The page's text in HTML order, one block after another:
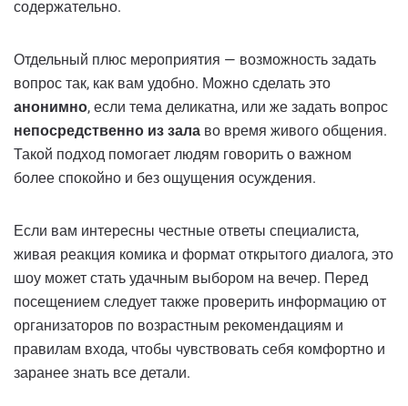
содержательно.
Отдельный плюс мероприятия — возможность задать
вопрос так, как вам удобно. Можно сделать это
анонимно, если тема деликатна, или же задать вопрос
непосредственно из зала во время живого общения.
Такой подход помогает людям говорить о важном
более спокойно и без ощущения осуждения.
Если вам интересны честные ответы специалиста,
живая реакция комика и формат открытого диалога, это
шоу может стать удачным выбором на вечер. Перед
посещением следует также проверить информацию от
организаторов по возрастным рекомендациям и
правилам входа, чтобы чувствовать себя комфортно и
заранее знать все детали.